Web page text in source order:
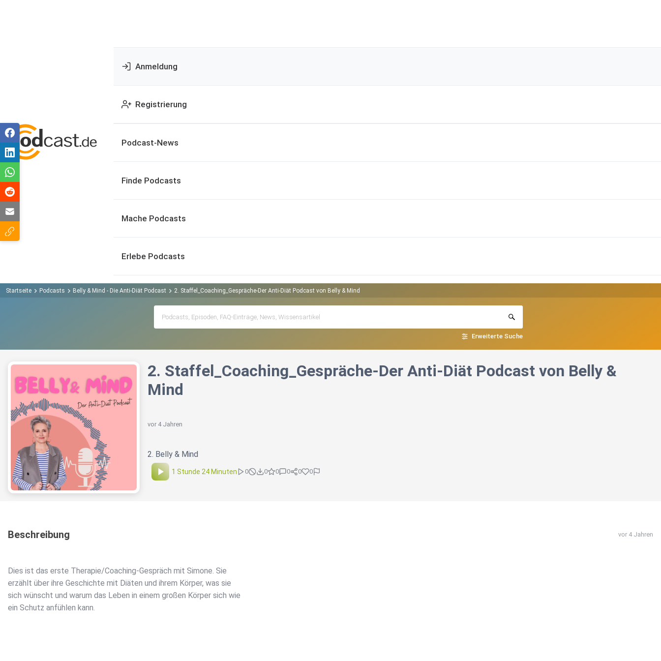
Anmeldung
Registrierung
Podcast-News
Finde Podcasts
Mache Podcasts
Erlebe Podcasts
Startseite Podcasts Belly & Mind - Die Anti-Diät Podcast 2. Staffel_Coaching_Gespräche-Der Anti-Diät Podcast von Belly & Mind
Erweiterte Suche
2. Staffel_Coaching_Gespräche-Der Anti-Diät Podcast von Belly &
Mind
vor 4 Jahren
2. Belly & Mind
1 Stunde 24 Minuten 0 0 0 0 0 0
Beschreibung vor 4 Jahren
Dies ist das erste Therapie/Coaching-Gespräch mit Simone. Sie
erzählt über ihre Geschichte mit Diäten und ihrem Körper, was sie
sich wünscht und warum das Leben in einem großen Körper sich wie
ein Schutz anfühlen kann.